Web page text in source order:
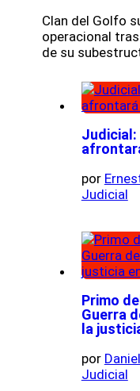
Clan del Golfo
operacional
de su
Judicial:
por
Judicial
Primo
Guerra
la
por
Judicial